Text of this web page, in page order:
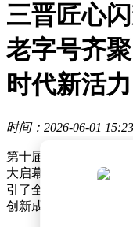
三晋匠心
老字号齐
时代新活力
时间：2026-06-01
第十届中华老字号（
大启幕，为期三天的
引了全国600余家老字
创新成果的交融魅力。